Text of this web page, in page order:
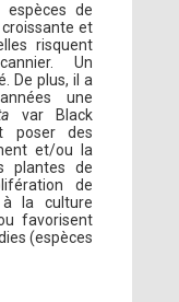
espèces de
et
risquent
Un
De plus, il a
une
var Black
poser des
et/ou la
plantes de
de
à la culture
favorisent
(espèces